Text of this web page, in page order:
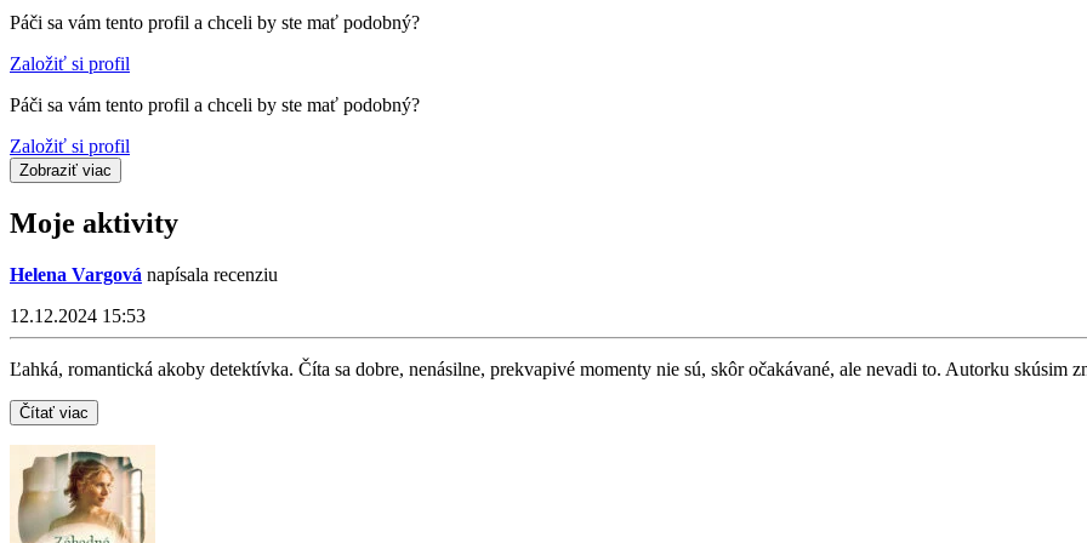
Páči sa vám tento profil a chceli by ste mať podobný?
Založiť si profil
Páči sa vám tento profil a chceli by ste mať podobný?
Založiť si profil
Zobraziť viac
Moje aktivity
Helena Vargová napísala recenziu
12.12.2024 15:53
Ľahká, romantická akoby detektívka. Číta sa dobre, nenásilne, prekvapivé momenty nie sú, skôr očakávané, ale nevadi to. Autorku skúsim
Čítať viac